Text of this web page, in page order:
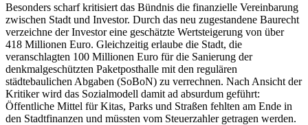
Besonders scharf kritisiert das Bündnis die finanzielle Vereinbarung
zwischen Stadt und Investor. Durch das neu zugestandene Baurecht
verzeichne der Investor eine geschätzte Wertsteigerung von über
418 Millionen Euro. Gleichzeitig erlaube die Stadt, die
veranschlagten 100 Millionen Euro für die Sanierung der
denkmalgeschützten Paketposthalle mit den regulären
städtebaulichen Abgaben (SoBoN) zu verrechnen. Nach Ansicht der
Kritiker wird das Sozialmodell damit ad absurdum geführt:
Öffentliche Mittel für Kitas, Parks und Straßen fehlten am Ende in
den Stadtfinanzen und müssten vom Steuerzahler getragen werden.